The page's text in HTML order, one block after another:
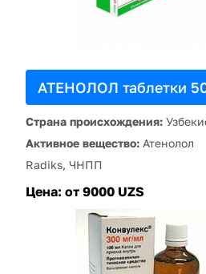
АТЕНОЛОЛ таблетки
Страна происхождения:
Активное вещество: Атенолол
Radiks, ЧНПП
Цена: от 9000 UZS